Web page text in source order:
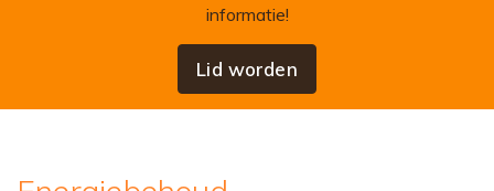
informatie!
Lid worden